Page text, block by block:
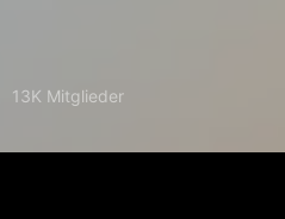
13K Mitglieder